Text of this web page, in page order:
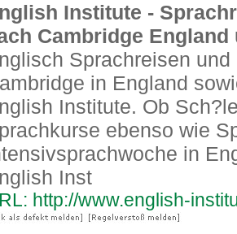
Institute -
Cambridge
Sprachreisen
in England
Institute. Ob
ebenso wie
in
Inst
http://www.english-